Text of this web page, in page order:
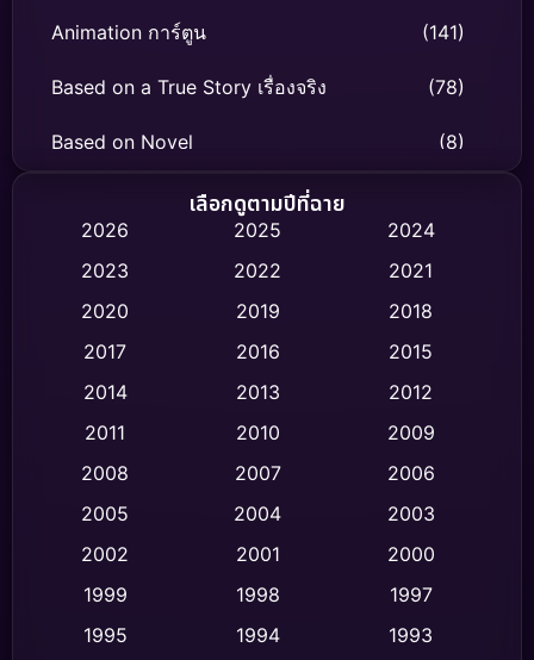
Animation การ์ตูน (141)
Based on a True Story เรื่องจริง (78)
Based on Novel (8)
Biography ชีวิตจริง
Classic หนังคลาสสิก (47)
Comedy ตลก (436)
Crime อาชญากรรม (513)
Cult Film
Dance เต้น (10)
เลือกดูตามปีที่ฉาย
2026 2025
2024
2023
2022
2021
2020
2019
2018
2017
2016
2015
2014
2013
2012
2011
2010
2009
2008
2007
2006
2005
2004
2003
2002
2001
2000
1999
1998
1997
1995
1994
1993